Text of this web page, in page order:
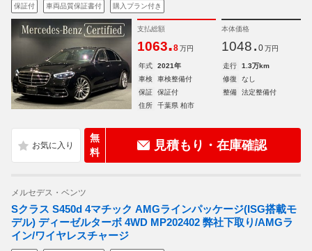
保証付 車両品質保証書付 購入プラン付き
支払総額
1063.8 万円
本体価格
1048. 0 万円
年式 2021年 走行
1.3万km
車検
車検整備付 修復
なし
保証
保証付 整備
法定整備付
住所
千葉県 柏市
無
料
見積もり・在庫確認
メルセデス・ベンツ
Sクラス S450d 4マチック AMGラインパッケージ(ISG搭載モ
デル) ディーゼルターボ 4WD MP202402 弊社下取り/AMGラ
イン/ワイヤレスチャージ